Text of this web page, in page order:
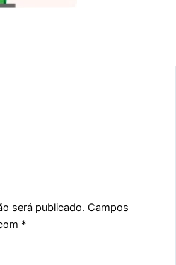
será publicado. Campos
*